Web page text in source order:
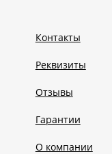
Контакты
Реквизиты
Отзывы
Гарантии
О компании